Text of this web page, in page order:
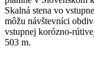
Skalná stena vo
môžu návštevníci
vstupnej korózno-
503 m.